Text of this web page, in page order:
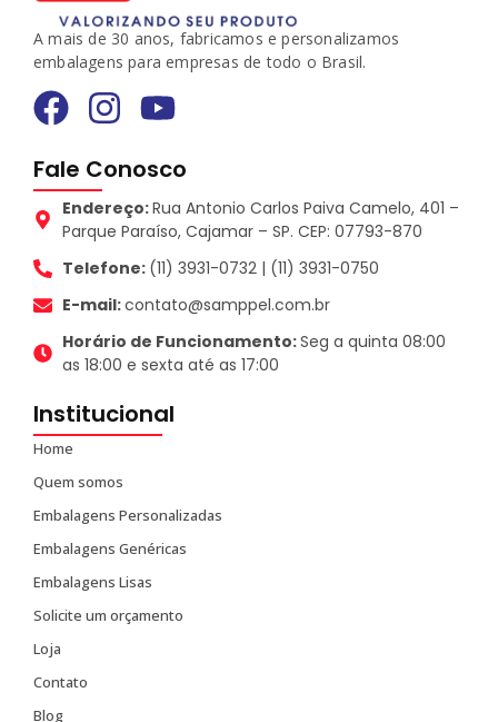
A mais de 30 anos, fabricamos e personalizamos
embalagens para empresas de todo o Brasil.
Fale Conosco
Endereço:Rua Antonio Carlos Paiva Camelo, 401 –
Parque Paraíso, Cajamar – SP. CEP: 07793-870
Telefone: (11) 3931-0732 | (11) 3931-0750
E-mail:contato@samppel.com.br
Horário de Funcionamento:Seg a quinta 08:00
as 18:00 e sexta até as 17:00
Institucional
Home
Quem somos
Embalagens Personalizadas
Embalagens Genéricas
Embalagens Lisas
Solicite um orçamento
Loja
Contato
Blog